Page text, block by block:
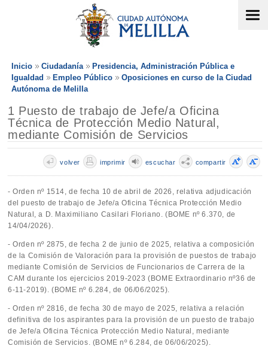
Inicio Ciudadanía
Presidencia, Administración Pública e
Igualdad
Empleo Público
Oposiciones en curso de la Ciudad
Autónoma de Melilla
1 Puesto de trabajo de Jefe/a Oficina
Técnica de Protección Medio Natural,
mediante Comisión de Servicios
compartir
escuchar
imprimir
volver
- Orden nº 1514, de fecha 10 de abril de 2026, relativa adjudicación
del puesto de trabajo de Jefe/a Oficina Técnica Protección Medio
Natural, a D. Maximiliano Casilari Floriano. (BOME nº 6.370, de
14/04/2026).
- Orden nº 2875, de fecha 2 de junio de 2025, relativa a composición
de la Comisión de Valoración para la provisión de puestos de trabajo
mediante Comisión de Servicios de Funcionarios de Carrera de la
CAM durante los ejercicios 2019-2023 (BOME Extraordinario nº36 de
6-11-2019). (BOME nº 6.284, de 06/06/2025).
- Orden nº 2816, de fecha 30 de mayo de 2025, relativa a relación
definitiva de los aspirantes para la provisión de un puesto de trabajo
de Jefe/a Oficina Técnica Protección Medio Natural, mediante
Comisión de Servicios. (BOME nº 6.284, de 06/06/2025).